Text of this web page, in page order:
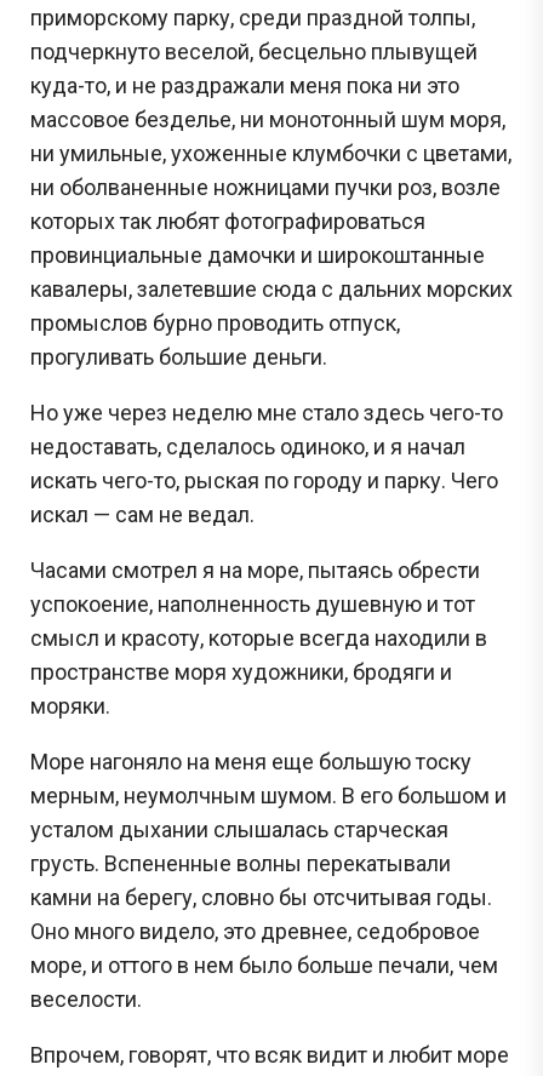
приморскому парку, среди праздной толпы,
подчеркнуто веселой, бесцельно плывущей
куда-то, и не раздражали меня пока ни это
массовое безделье, ни монотонный шум моря,
ни умильные, ухоженные клумбочки с цветами,
ни оболваненные ножницами пучки роз, возле
которых так любят фотографироваться
провинциальные дамочки и широкоштанные
кавалеры, залетевшие сюда с дальних морских
промыслов бурно проводить отпуск,
прогуливать большие деньги.
Но уже через неделю мне стало здесь чего-то
недоставать, сделалось одиноко, и я начал
искать чего-то, рыская по городу и парку. Чего
искал — сам не ведал.
Часами смотрел я на море, пытаясь обрести
успокоение, наполненность душевную и тот
смысл и красоту, которые всегда находили в
пространстве моря художники, бродяги и
моряки.
Море нагоняло на меня еще большую тоску
мерным, неумолчным шумом. В его большом и
усталом дыхании слышалась старческая
грусть. Вспененные волны перекатывали
камни на берегу, словно бы отсчитывая годы.
Оно много видело, это древнее, седобровое
море, и оттого в нем было больше печали, чем
веселости.
Впрочем, говорят, что всяк видит и любит море